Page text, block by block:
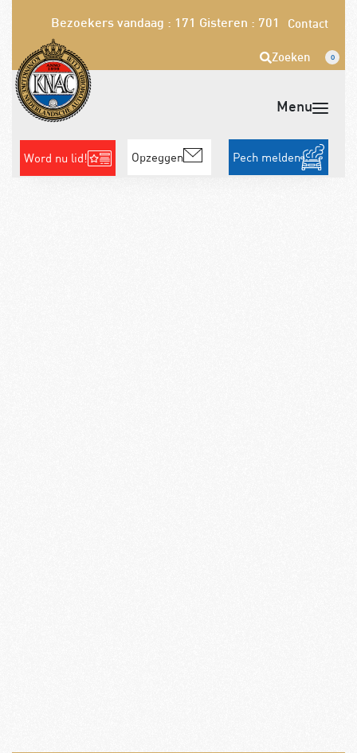
Bezoekers vandaag : 171 Gisteren : 701 Contact
Zoeken 0
Word nu lid! Opzeggen Pech melden